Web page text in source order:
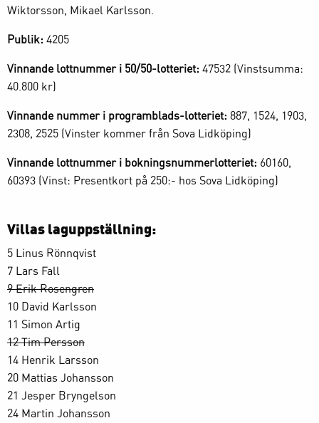
Wiktorsson, Mikael Karlsson.
Publik: 4205
Vinnande lottnummer i 50/50-lotteriet: 47532 (Vinstsumma:
40.800 kr)
Vinnande nummer i programblads-lotteriet: 887, 1524, 1903,
2308, 2525 (Vinster kommer från Sova Lidköping)
Vinnande lottnummer i bokningsnummerlotteriet: 60160,
60393 (Vinst: Presentkort på 250:- hos Sova Lidköping)
Villas laguppställning:
5 Linus Rönnqvist
7 Lars Fall
9 Erik Rosengren
10 David Karlsson
11 Simon Artig
12 Tim Persson
14 Henrik Larsson
20 Mattias Johansson
21 Jesper Bryngelson
24 Martin Johansson